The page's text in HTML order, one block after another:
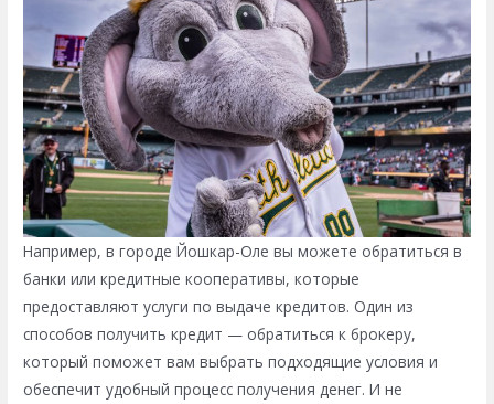
Например, в городе Йошкар-Оле вы можете обратиться в
банки или кредитные кооперативы, которые
предоставляют услуги по выдаче кредитов. Один из
способов получить кредит — обратиться к брокеру,
который поможет вам выбрать подходящие условия и
обеспечит удобный процесс получения денег. И не